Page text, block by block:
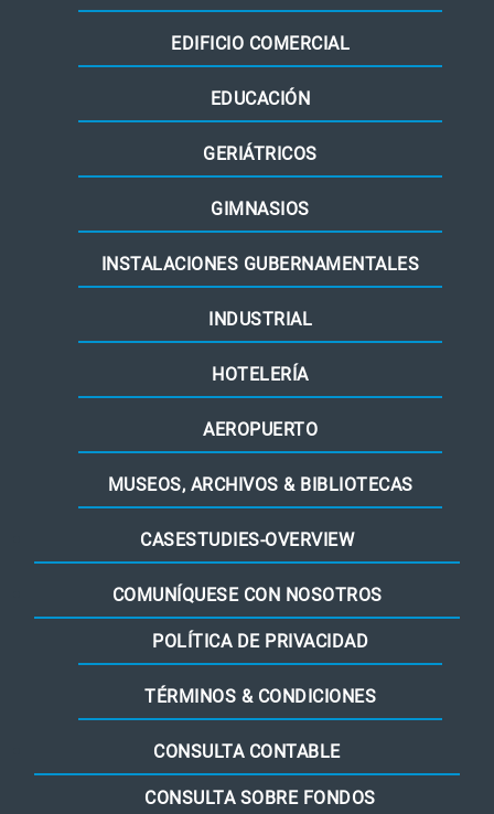
EDIFICIO COMERCIAL
EDUCACIÓN
GERIÁTRICOS
GIMNASIOS
INSTALACIONES GUBERNAMENTALES
INDUSTRIAL
HOTELERÍA
AEROPUERTO
MUSEOS, ARCHIVOS & BIBLIOTECAS
CASESTUDIES-OVERVIEW
COMUNÍQUESE CON NOSOTROS
POLÍTICA DE PRIVACIDAD
TÉRMINOS & CONDICIONES
CONSULTA CONTABLE
CONSULTA SOBRE FONDOS